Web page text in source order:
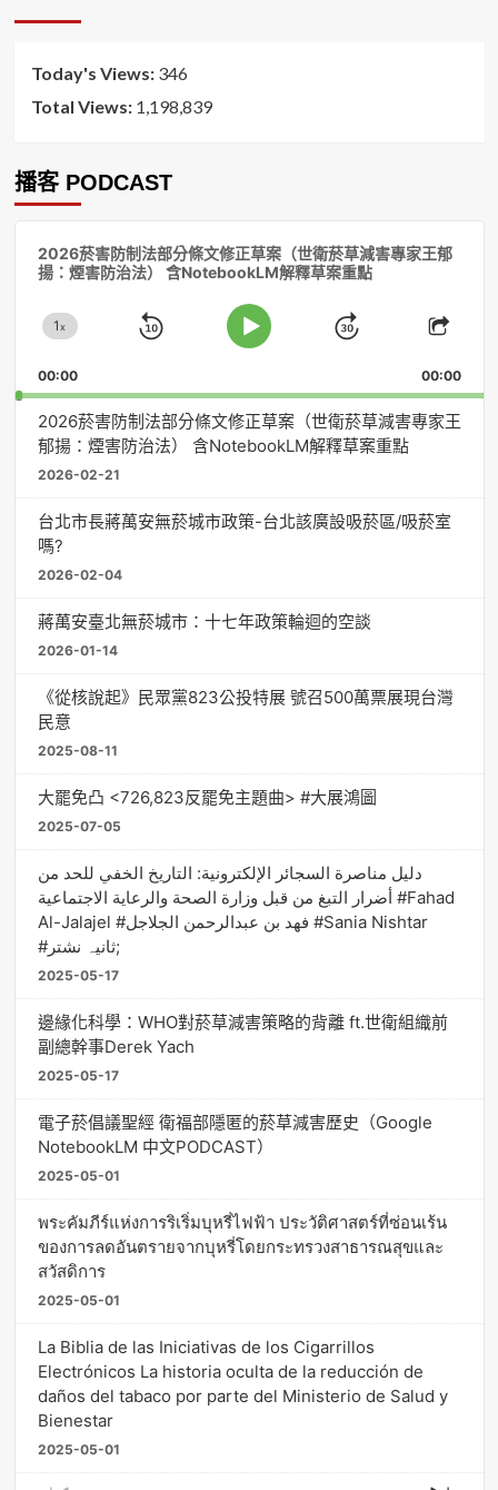
序
Today's Views: 346
Total Views: 1,198,839
播客 PODCAST
2026菸害防制法部分條文修正草案（世衛菸草減害專家王郁
揚：煙害防治法） 含NotebookLM解釋草案重點
Change
Rate
1x
Skip
Play
Jump
Forward
Share
00:00 00:00
2026菸害防制法部分條文修正草案（世衛菸草減害專家王
郁揚：煙害防治法） 含NotebookLM解釋草案重點
2026-02-21
台北市長蔣萬安無菸城市政策-台北該廣設吸菸區/吸菸室
嗎?
2026-02-04
蔣萬安臺北無菸城市：十七年政策輪迴的空談
2026-01-14
《從核說起》民眾黨823公投特展 號召500萬票展現台灣
民意
2025-08-11
大罷免凸 <726,823反罷免主題曲> #大展鴻圖
2025-07-05
دليل مناصرة السجائر الإلكترونية: التاريخ الخفي للحد من
أضرار التبغ من قبل وزارة الصحة والرعاية الاجتماعية #Fahad
Al-Jalajel #فهد بن عبدالرحمن الجلاجل #Sania Nishtar
#ثانیہ نشتر;
2025-05-17
邊緣化科學：WHO對菸草減害策略的背離 ft.世衛組織前
副總幹事Derek Yach
2025-05-17
電子菸倡議聖經 衛福部隱匿的菸草減害歷史（Google
NotebookLM 中文PODCAST）
2025-05-01
พระคัมภีร์แห่งการริเริ่มบุหรี่ไฟฟ้า ประวัติศาสตร์ที่ซ่อนเร้น
ของการลดอันตรายจากบุหรี่โดยกระทรวงสาธารณสุขและ
สวัสดิการ
2025-05-01
La Biblia de las Iniciativas de los Cigarrillos
Electrónicos La historia oculta de la reducción de
daños del tabaco por parte del Ministerio de Salud y
Bienestar
2025-05-01